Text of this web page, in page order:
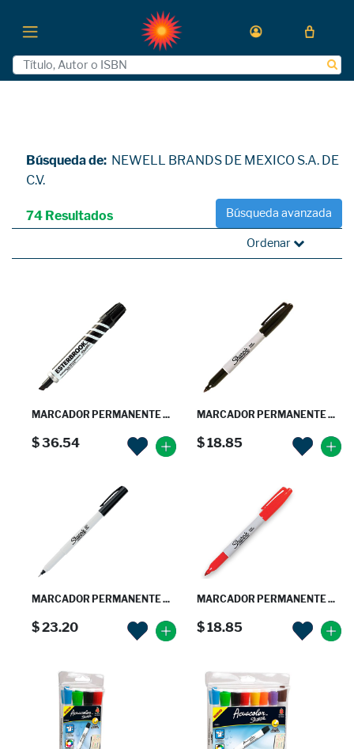
Búsqueda de: NEWELL BRANDS DE MEXICO S.A. DE
C.V.
74 Resultados Búsqueda avanzada
Ordenar
MARCADOR PERMANENTE ...
$ 36.54
MARCADOR PERMANENTE ...
$ 18.85
MARCADOR PERMANENTE ...
$ 23.20
MARCADOR PERMANENTE ...
$ 18.85